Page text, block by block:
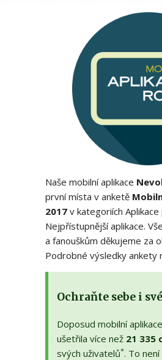
Naše mobilní aplikace
první místa v anketě
2017v kategoriích
Nejpřístupnější aplikace.
a fanouškům děkujeme za
Podrobné výsledky ankety
Ochraňte sebe i
Doposud mobilní
ušetřila více než 21 335
svých uživatelů*. To není